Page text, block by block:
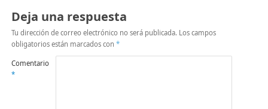
Deja una respuesta
Tu dirección de correo electrónico no será publicada. Los campos
obligatorios están marcados con *
Comentario
*